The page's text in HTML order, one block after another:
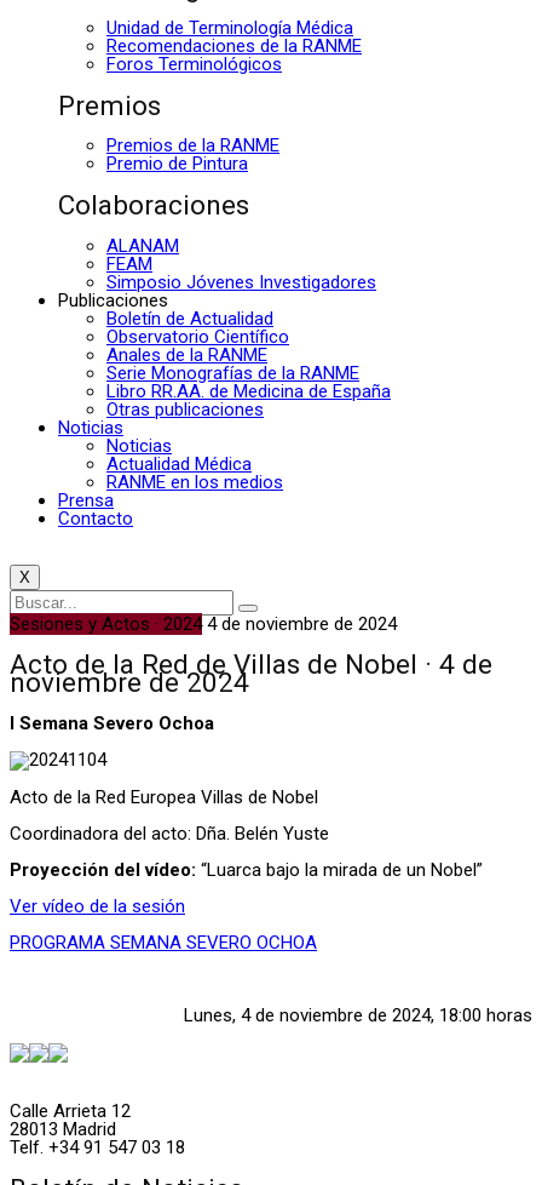
Unidad de Terminología Médica
Recomendaciones de la RANME
Foros Terminológicos
Premios
Premios de la RANME
Premio de Pintura
Colaboraciones
ALANAM
FEAM
Simposio Jóvenes Investigadores
Publicaciones
Boletín de Actualidad
Observatorio Científico
Anales de la RANME
Serie Monografías de la RANME
Libro RR.AA. de Medicina de España
Otras publicaciones
Noticias
Noticias
Actualidad Médica
RANME en los medios
Prensa
Contacto
X
Sesiones y Actos · 2024 4 de noviembre de 2024
Acto de la Red de Villas de Nobel · 4 de
noviembre de 2024
I Semana Severo Ochoa
Acto de la Red Europea Villas de Nobel
Coordinadora del acto: Dña. Belén Yuste
Proyección del vídeo: “Luarca bajo la mirada de un Nobel”
Ver vídeo de la sesión
PROGRAMA SEMANA SEVERO OCHOA
Lunes, 4 de noviembre de 2024, 18:00 horas
Calle Arrieta 12
28013 Madrid
Telf. +34 91 547 03 18